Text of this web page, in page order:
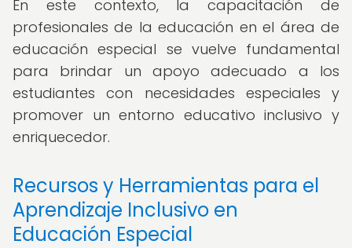
En este contexto, la capacitación de
profesionales de la educación en el área de
educación especial se vuelve fundamental
para brindar un apoyo adecuado a los
estudiantes con necesidades especiales y
promover un entorno educativo inclusivo y
enriquecedor.
Recursos y Herramientas para el
Aprendizaje Inclusivo en
Educación Especial